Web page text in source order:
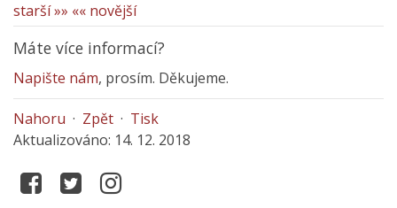
starší »» «« novější
Máte více informací?
Napište nám, prosím. Děkujeme.
Nahoru · Zpět · Tisk
Aktualizováno: 14. 12. 2018